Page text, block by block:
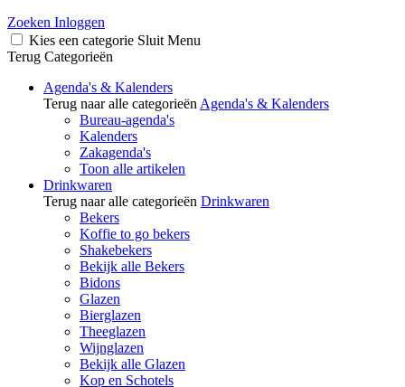
Zoeken Inloggen
Kies een categorie Sluit Menu
Terug Categorieën
Agenda's & Kalenders
Terug naar alle categorieën Agenda's & Kalenders
Bureau-agenda's
Kalenders
Zakagenda's
Toon alle artikelen
Drinkwaren
Terug naar alle categorieën Drinkwaren
Bekers
Koffie to go bekers
Shakebekers
Bekijk alle Bekers
Bidons
Glazen
Bierglazen
Theeglazen
Wijnglazen
Bekijk alle Glazen
Kop en Schotels